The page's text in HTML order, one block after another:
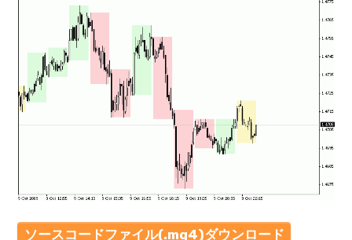
ソースコードファイル(.mq4)ダウンロード